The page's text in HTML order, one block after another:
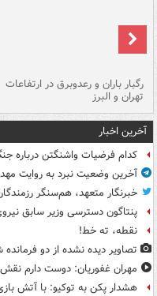
رگبار باران و رعدوبرق در ارتفاعات
تهران و البرز
آخرین اخبار
کدام فرضیات واشنگتن درباره
آخرین وضعیت نبرد به روایت
خبرنگار متعهد، هم‌سنگر
پنتاگون دسترسی وزیر سابق
نقطه، ته خط!
تصاویر دیده‌ نشده از دو
مهران غفوریان: دوست دارم
هشدار پکن به توکیو: با آتش